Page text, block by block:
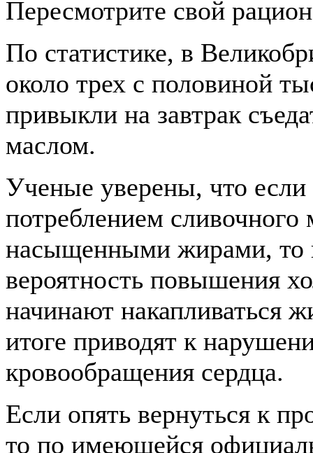
Пересмотрите свой рацион
По статистике, в
около трех с половиной
привыкли на завтрак
маслом.
Ученые уверены, что если
потреблением
насыщенными жирами, то
вероятность повышения
начинают накапливаться
итоге приводят к
кровообращения сердца.
Если опять вернуться к
то по имеющейся